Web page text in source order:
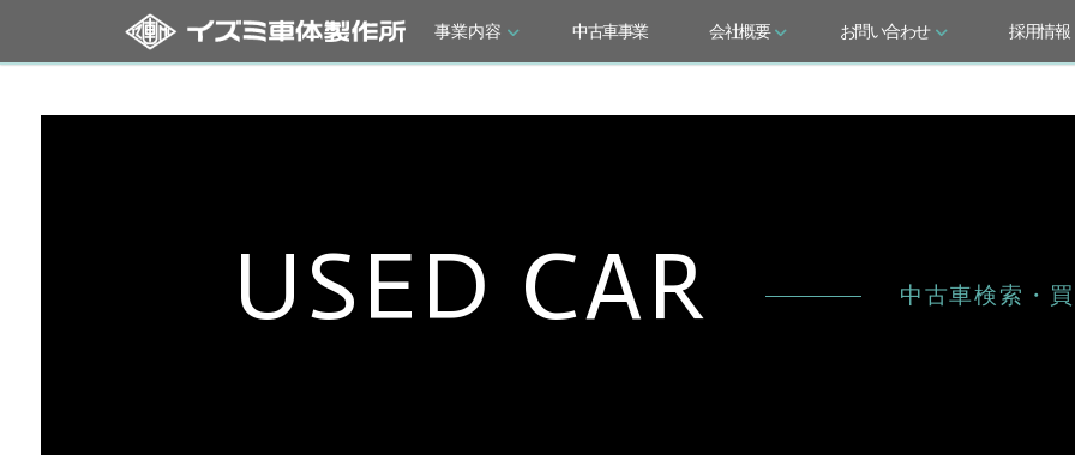
事業内容 中古車事業 会社概要 お問い合わせ 採用情報
USED CAR 中古車検索・